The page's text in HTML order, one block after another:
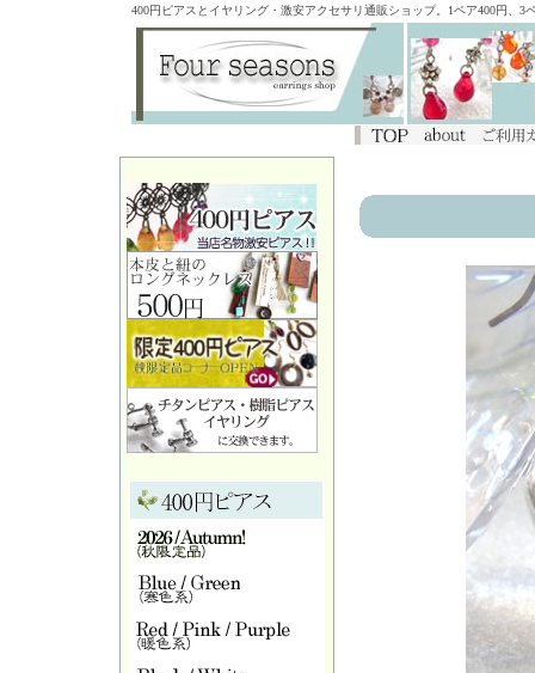
400円ピアスとイヤリング・激安アクセサリ通販ショップ。1ペア400円、